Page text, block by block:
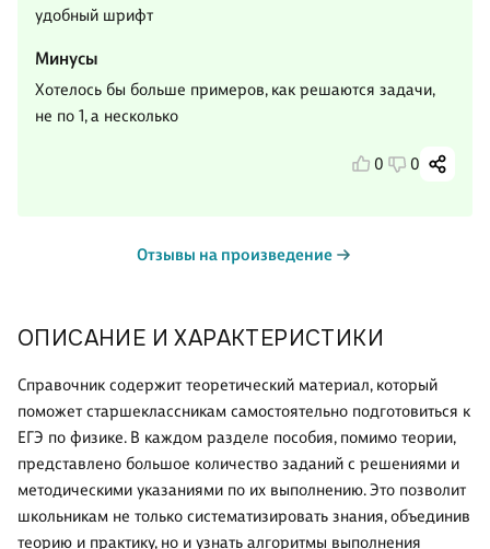
ОПИСАНИЕ И ХАРАКТЕРИСТИКИ
Справочник содержит теоретический материал, который
поможет старшеклассникам самостоятельно подготовиться к
ЕГЭ по физике. В каждом разделе пособия, помимо теории,
представлено большое количество заданий с решениями и
методическими указаниями по их выполнению. Это позволит
школьникам не только систематизировать знания, объединив
теорию и практику, но и узнать алгоритмы выполнения
удобный шрифт
Минусы
Хотелось бы больше примеров, как решаются задачи,
не по 1, а несколько
0 0
Отзывы на произведение